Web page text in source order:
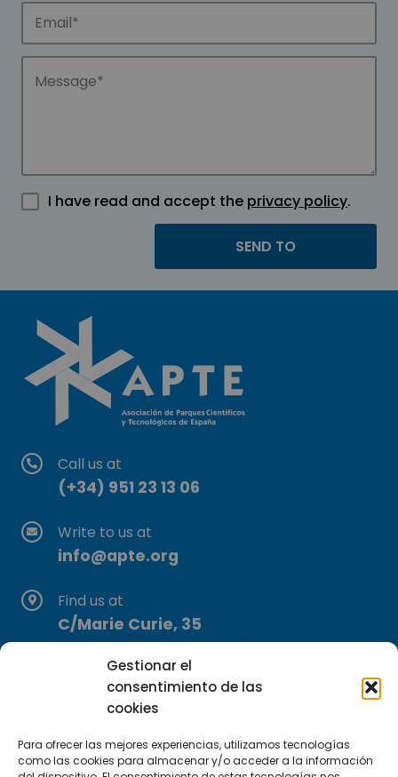
Gestionar el
consentimiento de las
cookies
Para ofrecer las mejores experiencias, utilizamos tecnologías
como las cookies para almacenar y/o acceder a la información
I have read and accept the privacy policy.
Call us at
(+34) 951 23 13 06
Write to us at
info@apte.org
Find us at
C/Marie Curie, 35
29590 Campanillas, Málaga